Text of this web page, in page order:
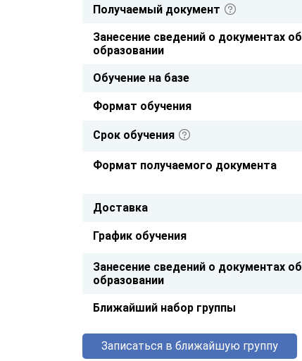
Получаемый документ
Занесение сведений о документах об
образовании
Обучение на базе
Формат обучения
Срок обучения
Формат получаемого документа
Доставка
График обучения
Занесение сведений о документах об
образовании
Ближайший набор группы
Записаться в ближайшую группу